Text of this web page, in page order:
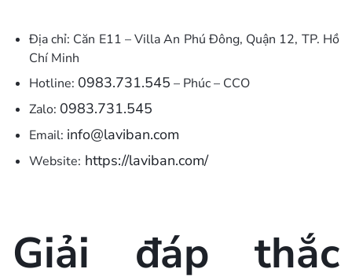
Địa chỉ: Căn E11 – Villa An Phú Đông, Quận 12, TP. Hồ
Chí Minh
Hotline: 0983.731.545 – Phúc – CCO
Zalo: 0983.731.545
Email: info@laviban.com
Website: https://laviban.com/
Giải đáp thắc